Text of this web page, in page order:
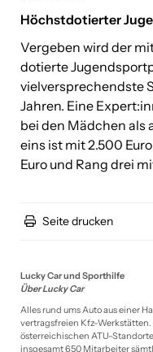
Höchstdotierter
Vergeben wird der
dotierte
vielversprechendste
Jahren. Eine
bei den Mädchen als
eins ist mit 2.500
Euro und Rang drei
Seite drucken
Lucky Car und Sporthilfe
Über Lucky Car
Alles rund ums Auto aus einer
vertragsfreien Kfz-
österreichischen ATU-
insgesamt 650 Mitarbeiter